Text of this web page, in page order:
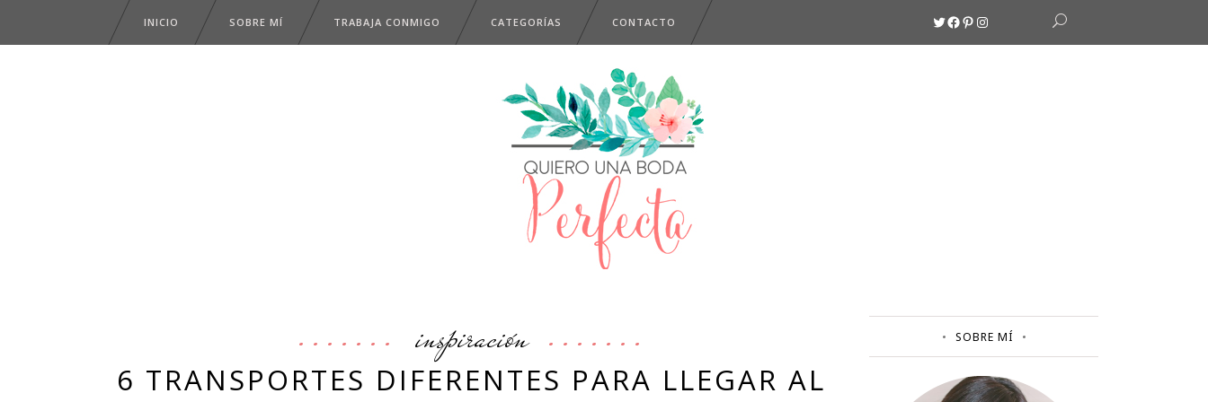
INICIO SOBRE MÍ TRABAJA CONMIGO CATEGORÍAS CONTACTO Twitter
Facebook
Pinterest
Instagram
inspiración
6 TRANSPORTES DIFERENTES PARA LLEGAR AL
SOBRE MÍ